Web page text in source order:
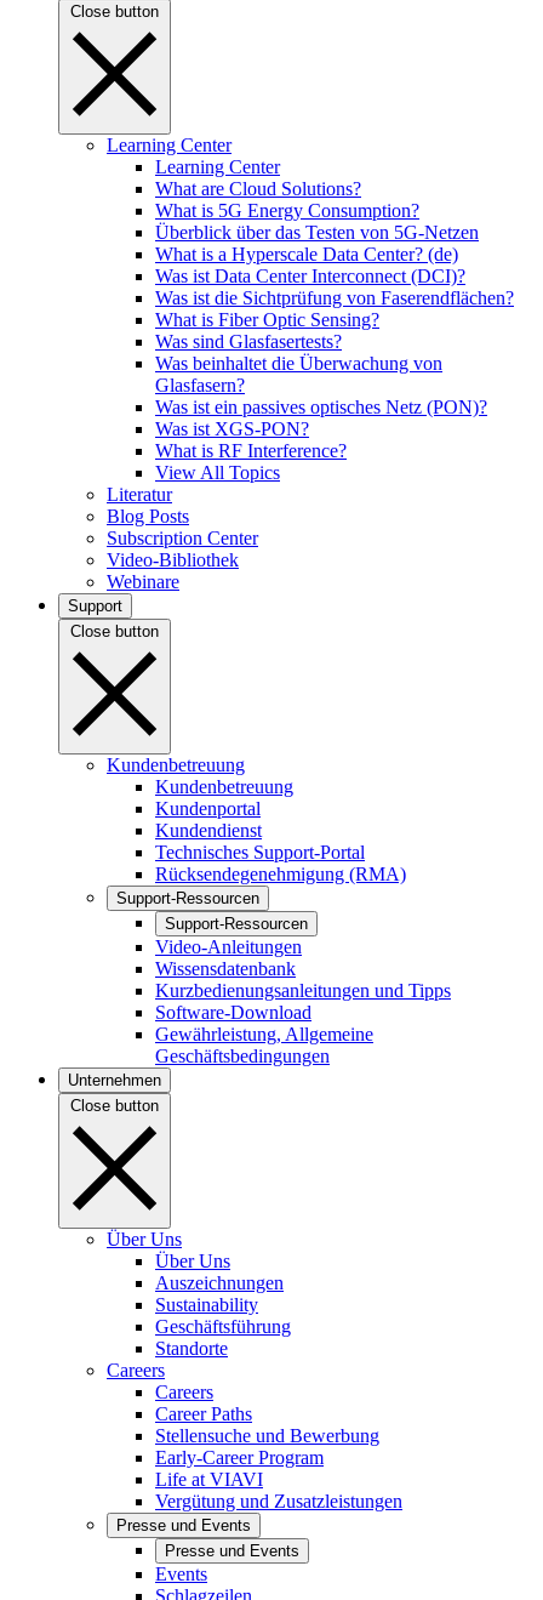
Close button
Learning Center
Learning Center
What are Cloud Solutions?
What is 5G Energy Consumption?
Überblick über das Testen von 5G-Netzen
What is a Hyperscale Data Center? (de)
Was ist Data Center Interconnect (DCI)?
Was ist die Sichtprüfung von Faserendflächen?
What is Fiber Optic Sensing?
Was sind Glasfasertests?
Was beinhaltet die Überwachung von
Glasfasern?
Was ist ein passives optisches Netz (PON)?
Was ist XGS-PON?
What is RF Interference?
View All Topics
Literatur
Blog Posts
Subscription Center
Video-Bibliothek
Webinare
Support
Close button
Kundenbetreuung
Kundenbetreuung
Kundenportal
Kundendienst
Technisches Support-Portal
Rücksendegenehmigung (RMA)
Support-Ressourcen
Support-Ressourcen
Video-Anleitungen
Wissensdatenbank
Kurzbedienungsanleitungen und Tipps
Software-Download
Gewährleistung, Allgemeine
Geschäftsbedingungen
Unternehmen
Close button
Über Uns
Über Uns
Auszeichnungen
Sustainability
Geschäftsführung
Standorte
Careers
Careers
Career Paths
Stellensuche und Bewerbung
Early-Career Program
Life at VIAVI
Vergütung und Zusatzleistungen
Presse und Events
Presse und Events
Events